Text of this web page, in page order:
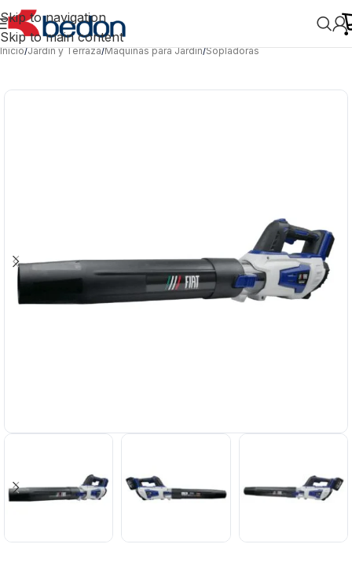
Skip to navigation
Skip to main content
Inicio/Jardín y Terraza/Máquinas para Jardín/Sopladoras